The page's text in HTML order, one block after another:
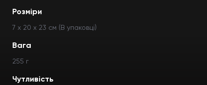
Розміри
7 x 20 x 23 см (В упаковці)
Вага
255 г
Чутливість